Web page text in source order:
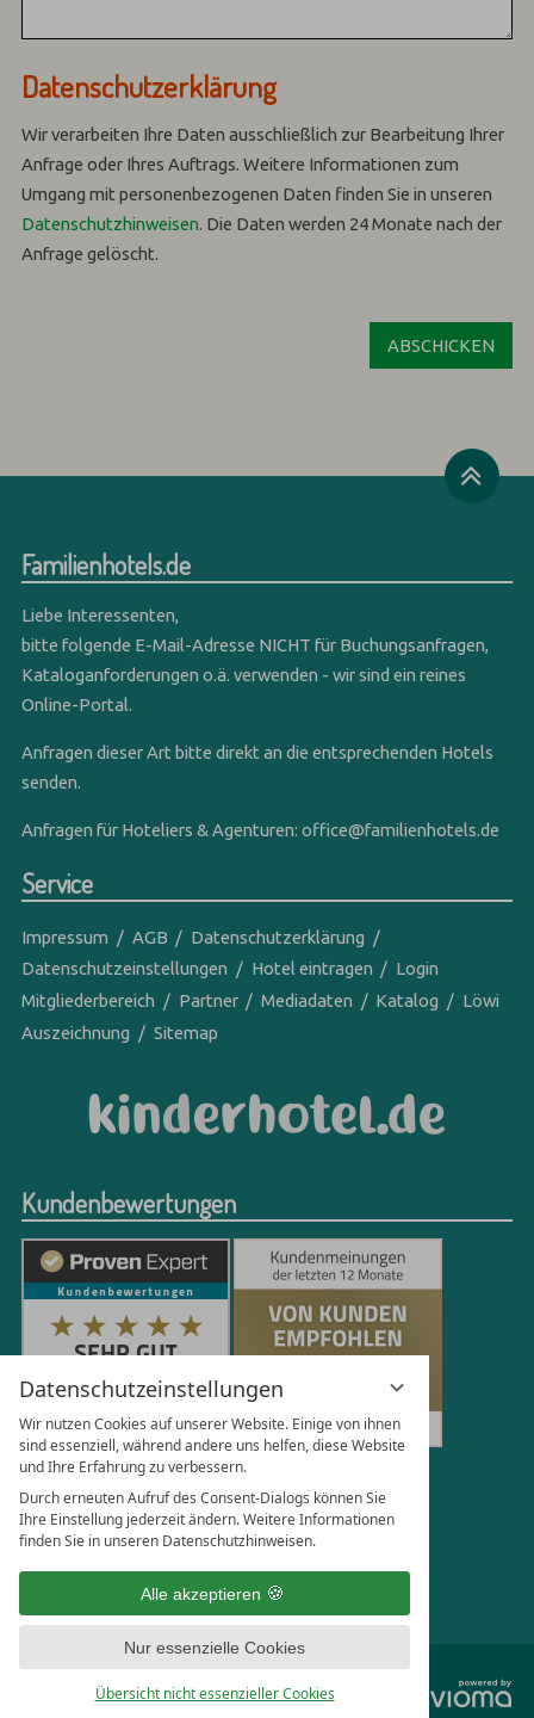
Datenschutzeinstellungen
Wir nutzen Cookies auf unserer Website. Einige von ihnen
sind essenziell, während andere uns helfen, diese Website
und Ihre Erfahrung zu verbessern.
Durch erneuten Aufruf des Consent-Dialogs können Sie
Ihre Einstellung jederzeit ändern. Weitere Informationen
finden Sie in unseren Datenschutzhinweisen.
Alle akzeptieren
Nur essenzielle Cookies
Übersicht nicht essenzieller Cookies
Datenschutzerklärung
Wir verarbeiten Ihre Daten ausschließlich zur Bearbeitung Ihrer
Anfrage oder Ihres Auftrags.Weitere Informationen zum
Umgang mit personenbezogenen Daten finden Sie in unseren
Datenschutzhinweisen. Die Daten werden 24 Monate nach der
Anfrage gelöscht.
Familienhotels.de
Liebe Interessenten,
bitte folgende E-Mail-Adresse NICHT für Buchungsanfragen,
Kataloganforderungen o.ä. verwenden - wir sind ein reines
Online-Portal.
Anfragen dieser Art bitte direkt an die entsprechenden Hotels
senden.
Anfragen für Hoteliers & Agenturen:office@familienhotels.de
Service
Impressum AGB
Datenschutzerklärung
Datenschutzeinstellungen
Hotel eintragen
Login
Mitgliederbereich
Partner Mediadaten Katalog
Löwi
Auszeichnung
Sitemap
Kundenbewertungen